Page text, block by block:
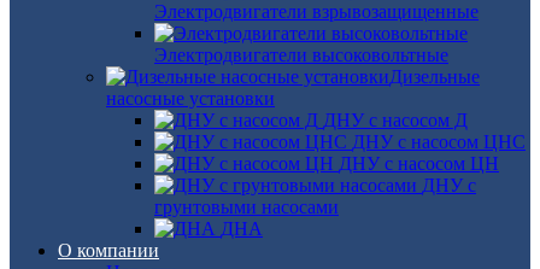
Электродвигатели взрывозащищенные
Электродвигатели высоковольтные
Дизельные
насосные установки
ДНУ с насосом Д
ДНУ с насосом ЦНС
ДНУ с насосом ЦН
ДНУ с
грунтовыми насосами
ДНА
О компании